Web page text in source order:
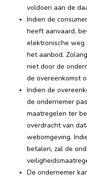
voldoen aan de
Indien de
heeft aanvaard,
elektronische weg
het aanbod.
niet door de
de overeenkomst
Indien de
de ondernemer
maatregelen ter
overdracht van
webomgeving.
betalen, zal de
De ondernemer